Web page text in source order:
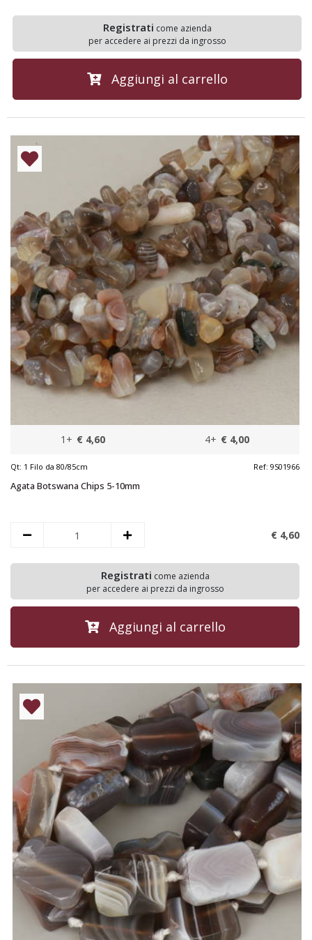
Registrati come azienda
per accedere ai prezzi da ingrosso
Aggiungi al carrello
1+ € 4,60 4+ € 4,00
Qt: 1 Filo da 80/85cm Ref: 9S01966
Agata Botswana Chips 5-10mm
€ 4,60
Registrati come azienda
per accedere ai prezzi da ingrosso
Aggiungi al carrello